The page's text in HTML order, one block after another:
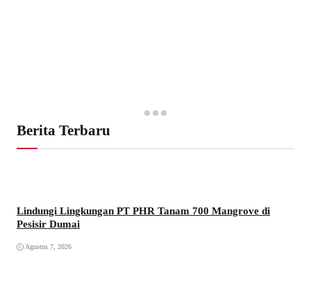
Berita Terbaru
Lindungi Lingkungan PT PHR Tanam 700 Mangrove di
Pesisir Dumai
Agustus 7, 2026